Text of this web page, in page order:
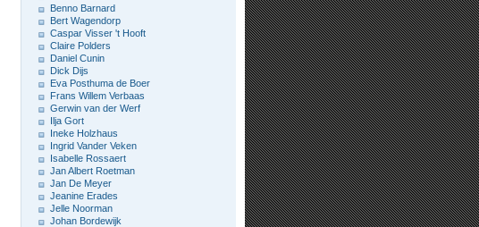
Benno Barnard
Bert Wagendorp
Caspar Visser 't Hooft
Claire Polders
Daniel Cunin
Dick Dijs
Eva Posthuma de Boer
Frans Willem Verbaas
Gerwin van der Werf
Ilja Gort
Ineke Holzhaus
Ingrid Vander Veken
Isabelle Rossaert
Jan Albert Roetman
Jan De Meyer
Jeanine Erades
Jelle Noorman
Johan Bordewijk